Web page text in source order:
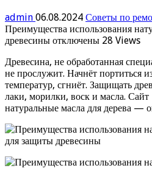
admin 06.08.2024 Советы по
Преимущества использования
древесины отключены 28 Views
Древесина, не обработанная
не прослужит. Начнёт портиться
температур, сгниёт. Защищать
лаки, морилки, воск и масла.
натуральные масла для дерева —